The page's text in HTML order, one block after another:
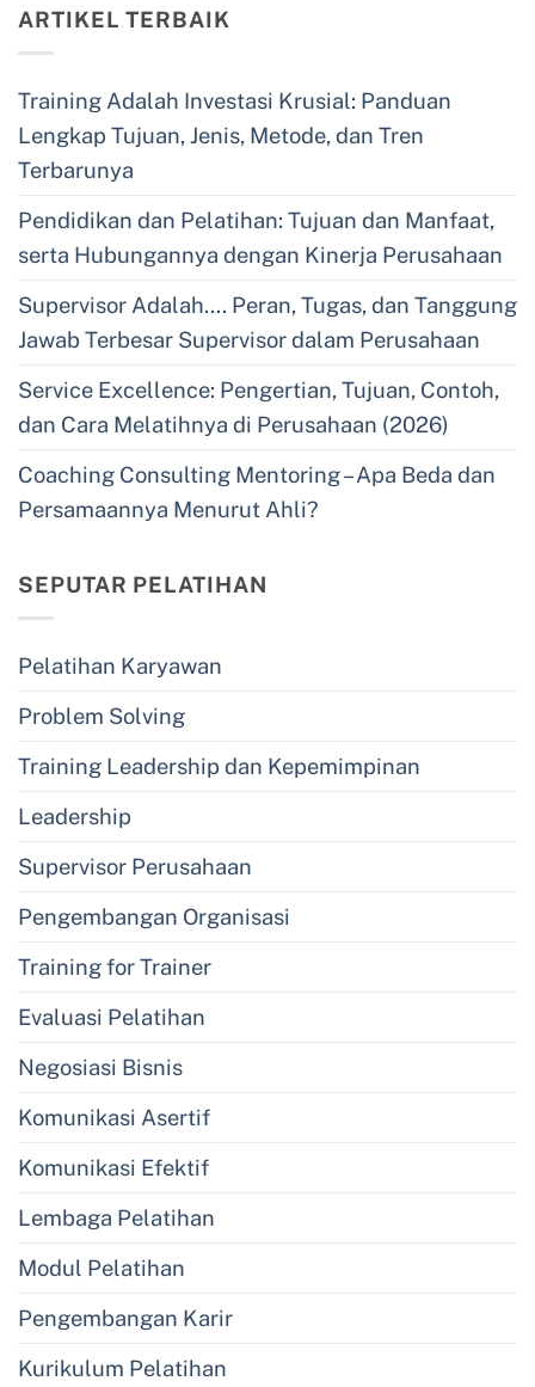
ARTIKEL TERBAIK
Training Adalah Investasi Krusial: Panduan
Lengkap Tujuan, Jenis, Metode, dan Tren
Terbarunya
Pendidikan dan Pelatihan: Tujuan dan Manfaat,
serta Hubungannya dengan Kinerja Perusahaan
Supervisor Adalah…. Peran, Tugas, dan Tanggung
Jawab Terbesar Supervisor dalam Perusahaan
Service Excellence: Pengertian, Tujuan, Contoh,
dan Cara Melatihnya di Perusahaan (2026)
Coaching Consulting Mentoring – Apa Beda dan
Persamaannya Menurut Ahli?
SEPUTAR PELATIHAN
Pelatihan Karyawan
Problem Solving
Training Leadership dan Kepemimpinan
Leadership
Supervisor Perusahaan
Pengembangan Organisasi
Training for Trainer
Evaluasi Pelatihan
Negosiasi Bisnis
Komunikasi Asertif
Komunikasi Efektif
Lembaga Pelatihan
Modul Pelatihan
Pengembangan Karir
Kurikulum Pelatihan